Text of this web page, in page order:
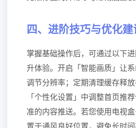
四、进阶技巧与优化建
掌握基础操作后，可通过以下
升体验。开启「智能画质」让
调节分辨率；定期清理缓存释
「个性化设置」中调整首页推
准的内容推送。若您使用电视